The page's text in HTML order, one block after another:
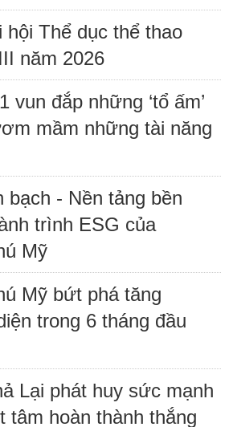
hội Thể dục thể thao
năm 2026
vun đắp những ‘tổ ấm’
mầm những tài năng
bạch - Nền tảng bền
trình ESG của
Mỹ
Mỹ bứt phá tăng
trong 6 tháng đầu
Lại phát huy sức mạnh
tâm hoàn thành thắng